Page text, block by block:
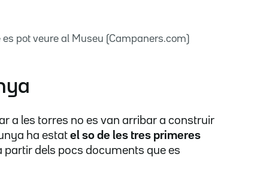
pot veure al Museu (Campaners.com)
a les torres no es van arribar a construir
ha estat el so de les tres primeres
partir dels pocs documents que es